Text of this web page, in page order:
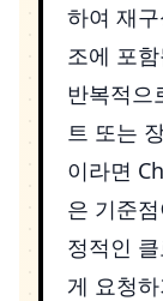
하여 재
조에 포
반복적으
트 또는
이라면
은 기준
정적인
게 요청